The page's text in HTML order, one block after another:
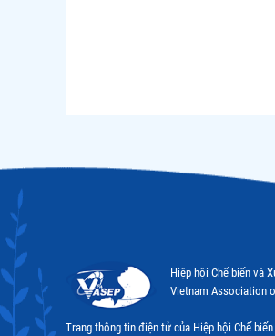
Hiệp hội Chế biến và
Vietnam Association
Trang thông tin điện tử của Hiệp hội Chế